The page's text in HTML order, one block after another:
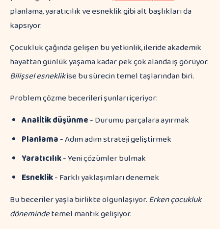
planlama, yaratıcılık ve esneklik gibi alt başlıkları da
kapsıyor.
Çocukluk çağında gelişen bu yetkinlik, ileride akademik
hayattan günlük yaşama kadar pek çok alanda iş görüyor.
Bilişsel esneklikise bu sürecin temel taşlarından biri.
Problem çözme becerileri şunları içeriyor:
Analitik düşünme- Durumu parçalara ayırmak
Planlama- Adım adım strateji geliştirmek
Yaratıcılık- Yeni çözümler bulmak
Esneklik- Farklı yaklaşımları denemek
Bu beceriler yaşla birlikte olgunlaşıyor.Erken çocukluk
dönemindetemel mantık gelişiyor.